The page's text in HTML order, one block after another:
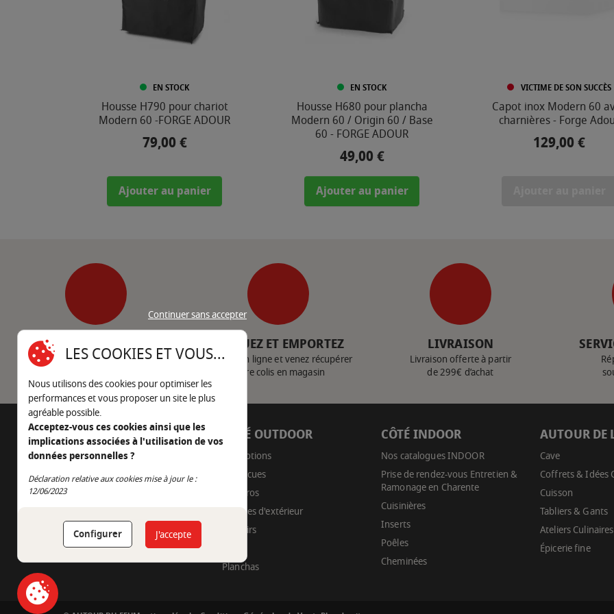
EN STOCK
Housse H790 pour chariot
Modern 60 -FORGE ADOUR
Prix
79,00 €
Ajouter au panier
EN STOCK
Housse H680 pour plancha
Modern 60 / Origin 60 / Base
60 - FORGE ADOUR
Prix
49,00 €
Ajouter au panier
VICTIME DE SON SUCCÈS
Capot inox Modern 60
charnières - Forge
Prix
129,00 €
SERVICE CLIENT
Nous contacter
CLIQUEZ ET EMPORTEZ
Achetez en ligne et venez récupérer
votre colis en magasin
LIVRAISON
Livraison offerte à partir
de 299€ d’achat
AUTOUR DU FEU
05 45 22 98 09
Nous envoyer un e-mail
CÔTÉ OUTDOOR
Promotions
Barbecues
Braseros
Cuisines d'extérieur
Fumoirs
Planchas
CÔTÉ INDOOR
Nos catalogues INDOOR
Prise de rendez-vous Entretien &
Ramonage en Charente
Cuisinières
Inserts
Poêles
Cheminées
AUTOUR DE
Cave
Coffrets & Idées
Cuisson
Tabliers & Gants
Ateliers Culinaires
Épicerie fine
Continuer sans accepter
LES COOKIES ET VOUS...
Nous utilisons des cookies pour optimiser les
performances et vous proposer un site le plus
agréable possible.
Acceptez-vous ces cookies ainsi que les
implications associées à l'utilisation de vos
données personnelles ?
Déclaration relative aux cookies mise à jour le :
12/06/2023
Configurer J'accepte